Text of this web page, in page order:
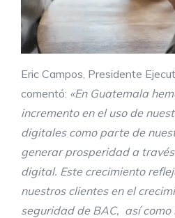
Eric Campos, Presidente
comentó: «En Guatemala
incremento en el uso de
digitales como parte de
generar prosperidad a
digital. Este crecimiento
nuestros clientes en el
seguridad de BAC, así como